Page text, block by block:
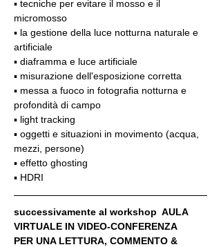
▪️ tecniche per evitare il mosso e il
micromosso
▪️ la gestione della luce notturna naturale e
artificiale
▪️ diaframma e luce artificiale
▪️ misurazione dell'esposizione corretta
▪️ messa a fuoco in fotografia notturna e
profondità di campo
▪️ light tracking
▪️ oggetti e situazioni in movimento (acqua,
mezzi, persone)
▪️ effetto ghosting
▪️ HDRI
successivamente al workshop  AULA
VIRTUALE IN VIDEO-CONFERENZA
PER UNA LETTURA, COMMENTO &